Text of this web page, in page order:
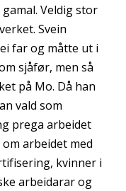
Veldig stor
Svein
far og måtte ut i
sjåfør, men så
på Mo. Då han
vald som
prega arbeidet
arbeidet med
kvinner i
arbeidarar og